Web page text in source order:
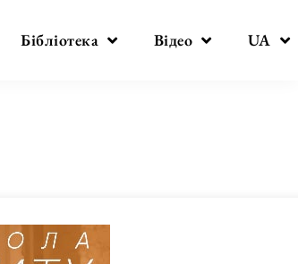
Бібліотека Відео UA